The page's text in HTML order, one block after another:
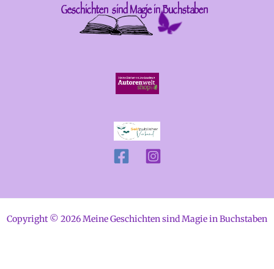
Copyright © 2026 Meine Geschichten sind Magie in Buchstaben